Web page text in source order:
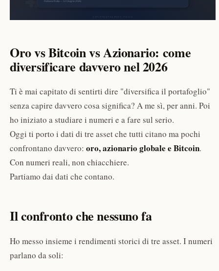
Oro vs Bitcoin vs Azionario: come
diversificare davvero nel 2026
Ti è mai capitato di sentirti dire "diversifica il portafoglio"
senza capire davvero cosa significa? A me sì, per anni. Poi
ho iniziato a studiare i numeri e a fare sul serio.
Oggi ti porto i dati di tre asset che tutti citano ma pochi
confrontano davvero: oro, azionario globale e Bitcoin.
Con numeri reali, non chiacchiere.
Partiamo dai dati che contano.
Il confronto che nessuno fa
Ho messo insieme i rendimenti storici di tre asset. I numeri
parlano da soli: